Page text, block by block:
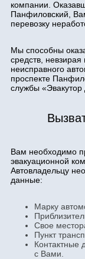
компании.
Панфиловский,
перевозку
Мы способны
средств,
неисправного
проспекте
службы «Эвакутор
Вам необходимо
эвакуационной
Автовладельцу
данные:
Марку
Свое
Пункт
Контактные
с Вами.